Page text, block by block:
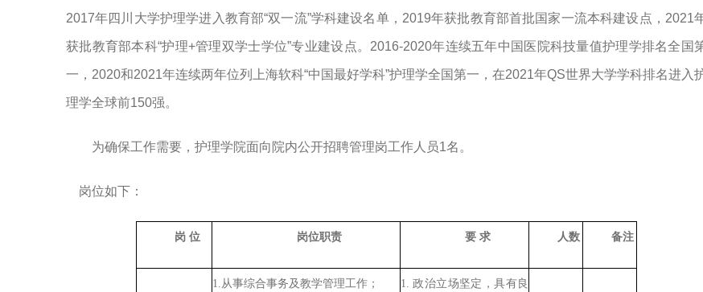
2017年四川大学护理学进入教育部“双一流”学科建设名单， 2019年获批教育部首批国家一流本科建设点， 2021
获批教育部本科“护理+管理双学士学位”专业建设点。 2016-2020年连续五年中国医院科技量值护理学排名全国
一， 2020和2021年连续两年位列上海软科“中国最好学科”护理学全国第一， 在2021年QS世界大学学科排名进入
理学全球前150强。
为确保工作需要，护理学院面向院内公开招聘管理岗工作 人员1名 。
岗位如下 ：
岗位 岗位职责 要求 人数 备注
1.从事综合事务及教学管理工作； 1.政治立场坚定，具有良